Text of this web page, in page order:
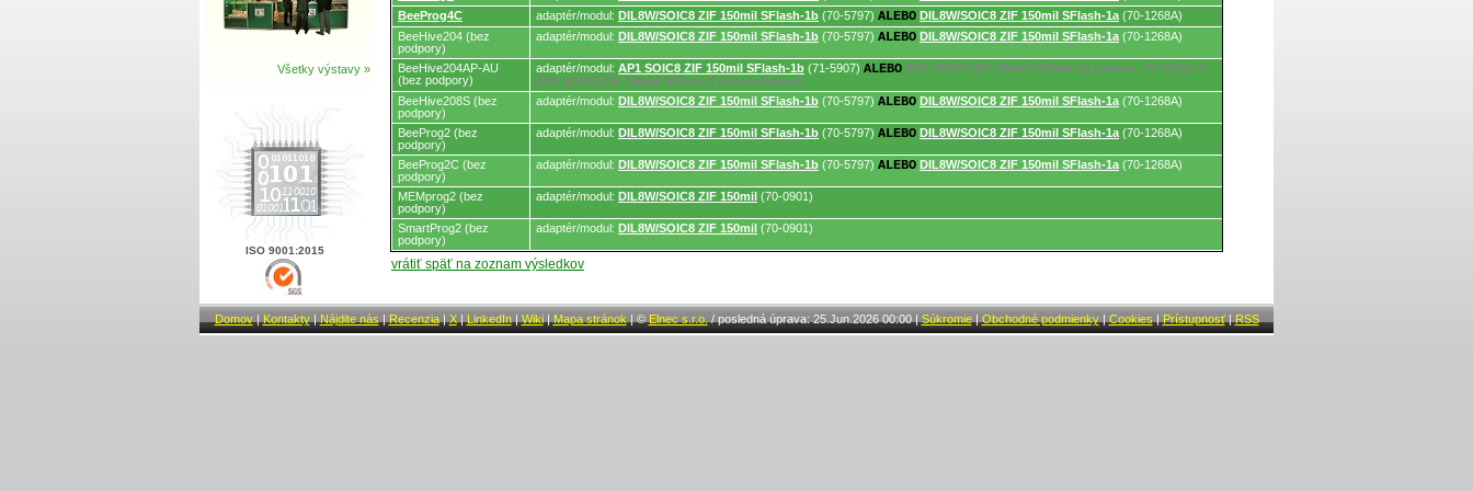
Všetky výstavy »
ISO 9001:2015
BeeProg4C
adaptér/modul: DIL8W/SOIC8 ZIF 150mil SFlash-1b (70-5797) ALEBO DIL8W/SOIC8 ZIF 150mil SFlash-1a (70-1268A)
BeeHive204 (bez
podpory)
adaptér/modul: DIL8W/SOIC8 ZIF 150mil SFlash-1b (70-5797) ALEBO DIL8W/SOIC8 ZIF 150mil SFlash-1a (70-1268A)
BeeHive204AP-AU
(bez podpory)
adaptér/modul: AP1 SOIC8 ZIF 150mil SFlash-1b (71-5907) ALEBO AP1 SOIC8 ZIF 150mil SFlash-1a (ord.no. 71-4176) or
AP1 SOIC8 ZIF 150mil SFlash-1 (discontinued)
BeeHive208S (bez
podpory)
adaptér/modul: DIL8W/SOIC8 ZIF 150mil SFlash-1b (70-5797) ALEBO DIL8W/SOIC8 ZIF 150mil SFlash-1a (70-1268A)
BeeProg2 (bez
podpory)
adaptér/modul: DIL8W/SOIC8 ZIF 150mil SFlash-1b (70-5797) ALEBO DIL8W/SOIC8 ZIF 150mil SFlash-1a (70-1268A)
BeeProg2C (bez
podpory)
adaptér/modul: DIL8W/SOIC8 ZIF 150mil SFlash-1b (70-5797) ALEBO DIL8W/SOIC8 ZIF 150mil SFlash-1a (70-1268A)
MEMprog2 (bez
podpory)
adaptér/modul: DIL8W/SOIC8 ZIF 150mil (70-0901)
SmartProg2 (bez
podpory)
adaptér/modul: DIL8W/SOIC8 ZIF 150mil (70-0901)
vrátiť späť na zoznam výsledkov
Domov| Kontakty| Nájdite nás | Recenzia| X| LinkedIn| Wiki| Mapa stránok | © Elnec s.r.o. / posledná úprava: 25.Jun.2026 00:00| Súkromie| Obchodné podmienky| Cookies | Prístupnosť| RSS